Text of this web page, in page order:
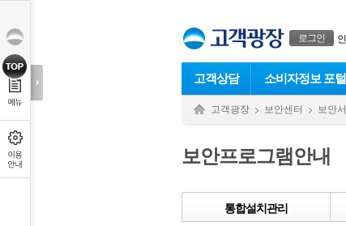
로그인
고객상담 소비자정보 포털
고객광장 보안센터 보안
보안프로그램안내
통합설치관리